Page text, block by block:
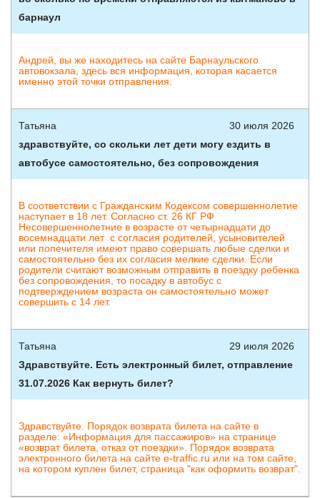
барнаул
Андрей, вы же находитесь на сайте Барнаульского
автовокзала, здесь вся информация, которая касается
именно этой точки отправления.
Татьяна
30 июля 2026
здравствуйте, со скольки лет дети могу ездить в
автобусе самостоятельно, без сопровождения
В соответствии с Гражданским Кодексом совершеннолетие
наступает в 18 лет. Согласно ст. 26 КГ РФ
Несовершеннолетние в возрасте от четырнадцати до
восемнадцати лет с согласия родителей, усыновителей
или попечителя имеют право совершать любые сделки и
самостоятельно без их согласия мелкие сделки. Если
родители считают возможным отправить в поездку ребенка
без сопровождения, то посадку в автобус с
подтверждением возраста он самостоятельно может
совершить с 14 лет.
Татьяна
29 июля 2026
Здравствуйте. Есть электронный билет, отправление
31.07.2026 Как вернуть билет?
Здравствуйте. Порядок возврата билета на сайте в
разделе: «Информация для пассажиров» на странице
«возврат билета, отказ от поездки». Порядок возврата
электронного билета на сайте e-traffic.ru или на том сайте,
на котором куплен билет, страница "как оформить возврат".